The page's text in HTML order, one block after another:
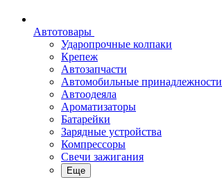
Автотовары
Ударопрочные колпаки
Крепеж
Автозапчасти
Автомобильные принадлежности
Автоодеяла
Ароматизаторы
Батарейки
Зарядные устройства
Компрессоры
Свечи зажигания
Еще